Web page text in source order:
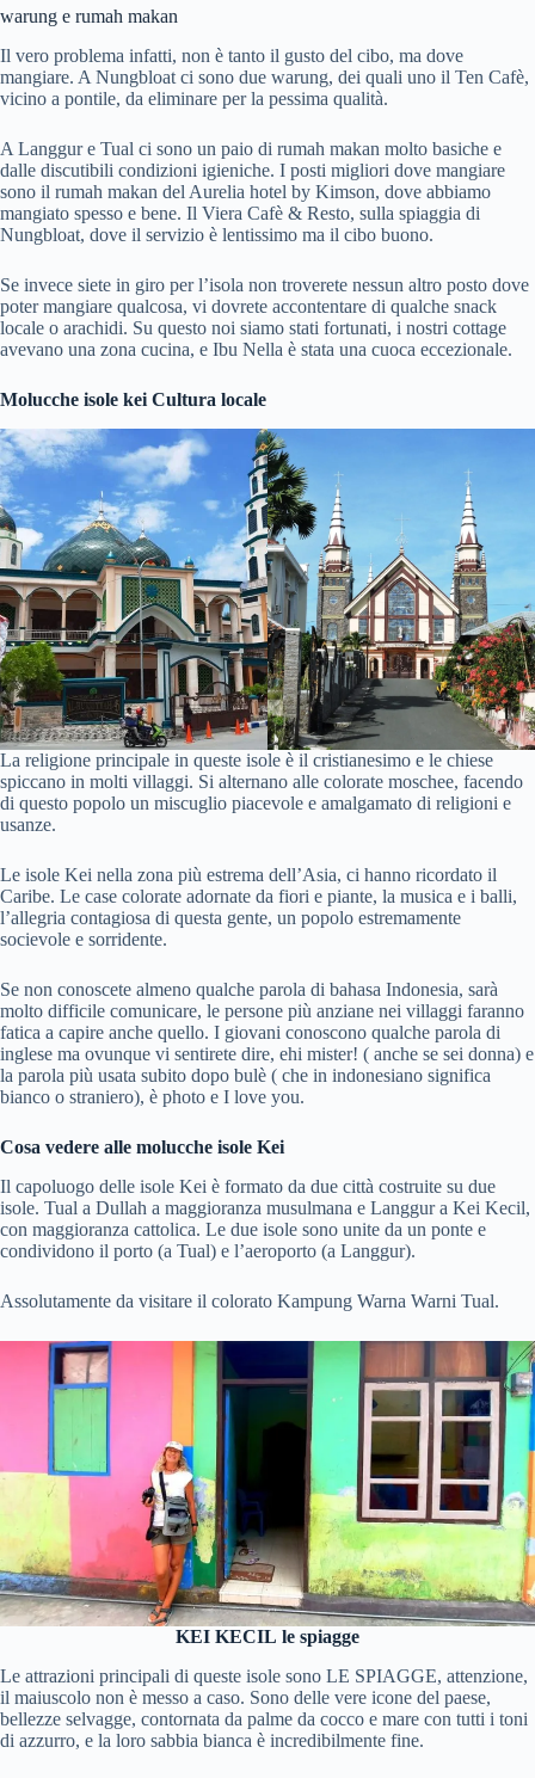
warung e rumah makan
Il vero problema infatti, non è tanto il gusto del cibo, ma dove
mangiare. A Nungbloat ci sono due warung, dei quali uno il Ten Cafè,
vicino a pontile, da eliminare per la pessima qualità.
A Langgur e Tual ci sono un paio di rumah makan molto basiche e
dalle discutibili condizioni igieniche. I posti migliori dove mangiare
sono il rumah makan del Aurelia hotel by Kimson, dove abbiamo
mangiato spesso e bene. Il Viera Cafè & Resto, sulla spiaggia di
Nungbloat, dove il servizio è lentissimo ma il cibo buono.
Se invece siete in giro per l’isola non troverete nessun altro posto dove
poter mangiare qualcosa, vi dovrete accontentare di qualche snack
locale o arachidi. Su questo noi siamo stati fortunati, i nostri cottage
avevano una zona cucina, e Ibu Nella è stata una cuoca eccezionale.
Molucche isole kei Cultura locale
La religione principale in queste isole è il cristianesimo e le chiese
spiccano in molti villaggi. Si alternano alle colorate moschee, facendo
di questo popolo un miscuglio piacevole e amalgamato di religioni e
usanze.
Le isole Kei nella zona più estrema dell’Asia, ci hanno ricordato il
Caribe. Le case colorate adornate da fiori e piante, la musica e i balli,
l’allegria contagiosa di questa gente, un popolo estremamente
socievole e sorridente.
Se non conoscete almeno qualche parola di bahasa Indonesia, sarà
molto difficile comunicare, le persone più anziane nei villaggi faranno
fatica a capire anche quello. I giovani conoscono qualche parola di
inglese ma ovunque vi sentirete dire, ehi mister! ( anche se sei donna) e
la parola più usata subito dopo bulè ( che in indonesiano significa
bianco o straniero), è photo e I love you.
Cosa vedere alle molucche isole Kei
Il capoluogo delle isole Kei è formato da due città costruite su due
isole. Tual a Dullah a maggioranza musulmana e Langgur a Kei Kecil,
con maggioranza cattolica. Le due isole sono unite da un ponte e
condividono il porto (a Tual) e l’aeroporto (a Langgur).
Assolutamente da visitare il colorato Kampung Warna Warni Tual.
KEI KECIL le spiagge
Le attrazioni principali di queste isole sono LE SPIAGGE, attenzione,
il maiuscolo non è messo a caso. Sono delle vere icone del paese,
bellezze selvagge, contornata da palme da cocco e mare con tutti i toni
di azzurro, e la loro sabbia bianca è incredibilmente fine.